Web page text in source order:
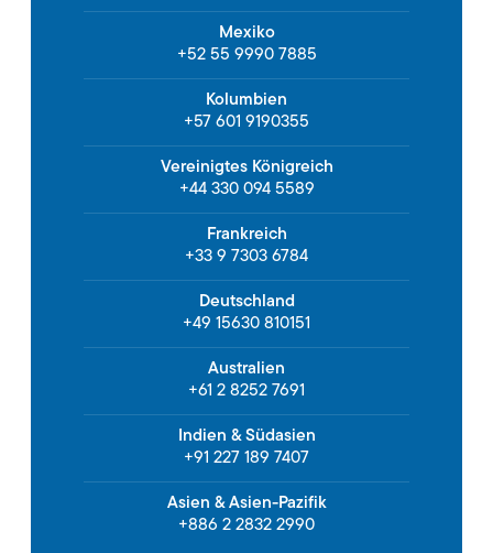
Mexiko
+52 55 9990 7885
Kolumbien
+57 601 9190355
Vereinigtes Königreich
+44 330 094 5589
Frankreich
+33 9 7303 6784
Deutschland
+49 15630 810151
Australien
+61 2 8252 7691
Indien & Südasien
+91 227 189 7407
Asien & Asien-Pazifik
+886 2 2832 2990